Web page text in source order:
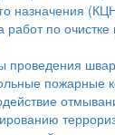
назначения
работ по очистке
проведения
пожарные